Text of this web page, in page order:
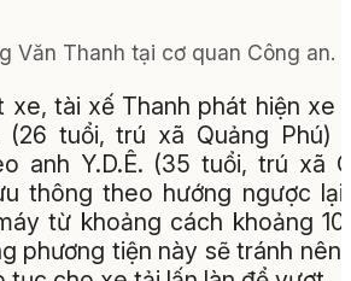
Văn Thanh tại cơ quan Công an.
xe, tài xế Thanh phát hiện xe
(26 tuổi, trú xã Quảng Phú)
anh Y.D.Ê. (35 tuổi, trú xã
thông theo hướng ngược
từ khoảng cách khoảng
phương tiện này sẽ tránh nên